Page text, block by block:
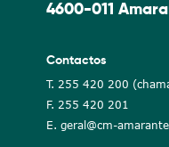
4600-011
Contactos
T. 255 420 200
F. 255 420 201
E. geral@cm-